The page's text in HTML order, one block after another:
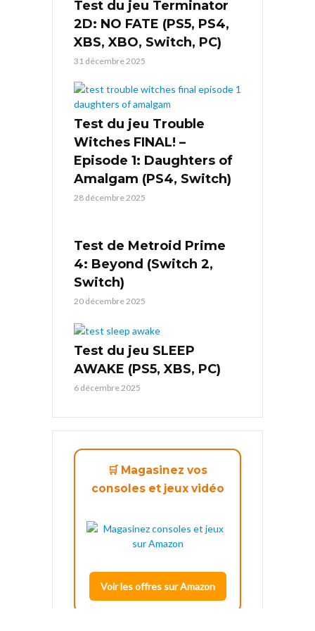
Test du jeu Terminator
2D: NO FATE (PS5, PS4,
XBS, XBO, Switch, PC)
31 décembre 2025
Test du jeu Trouble
Witches FINAL! –
Episode 1: Daughters of
Amalgam (PS4, Switch)
28 décembre 2025
Test de Metroid Prime
4: Beyond (Switch 2,
Switch)
20 décembre 2025
Test du jeu SLEEP
AWAKE (PS5, XBS, PC)
6 décembre 2025
🛒 Magasinez vos
consoles et jeux vidéo
Voir les offres sur Amazon